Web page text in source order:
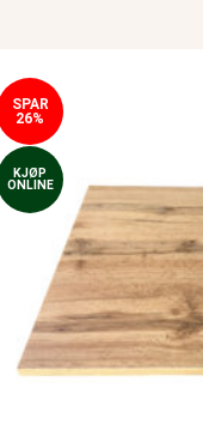
SPAR
26%
KJØP
ONLINE